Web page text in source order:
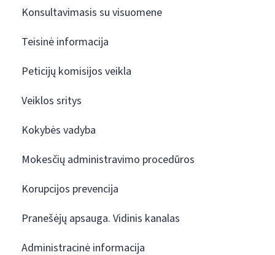
Konsultavimasis su visuomene
Teisinė informacija
Peticijų komisijos veikla
Veiklos sritys
Kokybės vadyba
Mokesčių administravimo procedūros
Korupcijos prevencija
Pranešėjų apsauga. Vidinis kanalas
Administracinė informacija